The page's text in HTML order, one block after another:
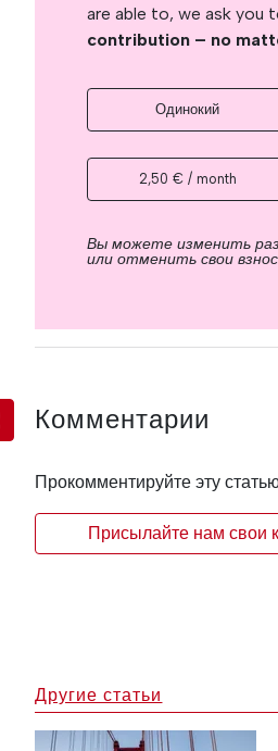
are able to, we ask you
contribution – no
Одинокий
2,50 € / month
Вы можете изменить
или отменить свои
Комментарии
Прокомментируйте эту
Присылайте нам свои
Другие статьи